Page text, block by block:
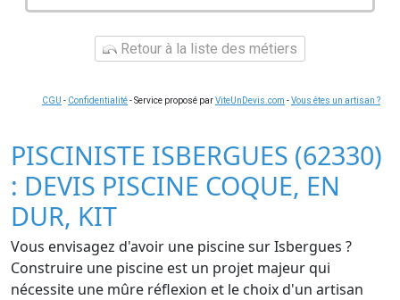
Retour à la liste des métiers
CGU - Confidentialité- Service proposé parViteUnDevis.com -Vous êtes un artisan ?
PISCINISTE ISBERGUES (62330)
: DEVIS PISCINE COQUE, EN
DUR, KIT
Vous envisagez d'avoir une piscine sur Isbergues ?
Construire une piscine est un projet majeur qui
nécessite une mûre réflexion et le choix d'un artisan